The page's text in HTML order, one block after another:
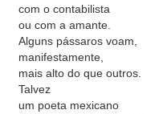
com o contabilista
ou com a amante.
Alguns pássaros voam,
manifestamente,
mais alto do que outros.
Talvez
um poeta mexicano